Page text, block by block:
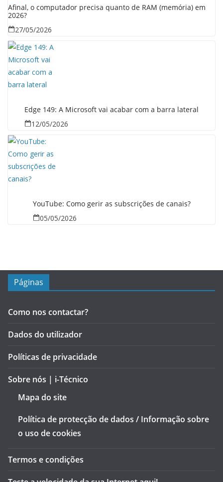
Afinal, o computador precisa quanto de RAM (memória) em
2026?
27/05/2026
Edge 149: A Microsoft vai acabar com a barra lateral
12/05/2026
YouTube: Como gerir as subscrições de canais?
05/05/2026
Páginas
Como nos contactar?
Dados do utilizador
Políticas de privacidade
Sobre nós | i-Técnico
Mapa do site
Política de protecção de dados / Informação sobre
o uso de cookies
Termos e condições